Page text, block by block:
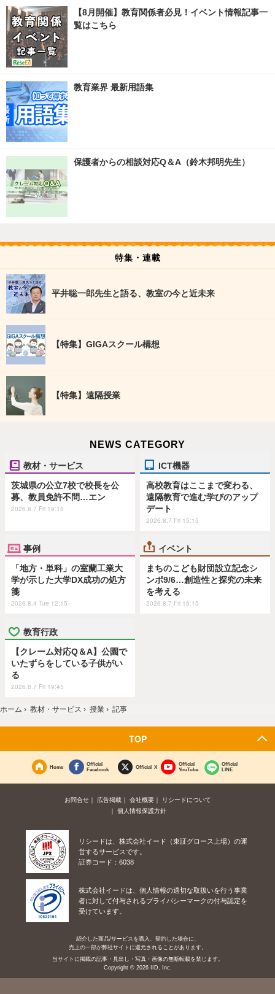
【8月開催】教育関係者必見！イベント情報記事一
覧はこちら
教育業界 最新用語集
保護者からの相談対応Q＆A（鈴木邦明先生）
特集・連載
平井聡一郎先生と語る、教室の今と近未来
【特集】GIGAスクール構想
【特集】遠隔授業
NEWS CATEGORY
教材・サービス
茨城県の公立7校で校長を公
募、教員免許不問…エン
2026.8.7 Fri 19:15
ICT機器
高校教育はここまで変わる、
遠隔教育で進む学びのアップ
デート
2026.8.7 Fri 15:15
事例
「地方・単科」の室蘭工業大
学が示した大学DX成功の処方
箋
2026.8.4 Tue 12:15
イベント
まちのこども財団設立記念シ
ンポ9/6…創造性と探究の未来
を考える
2026.8.7 Fri 16:15
教育行政
【クレーム対応Q＆A】公園で
いたずらをしている子供がい
る
2026.8.7 Fri 19:45
ホーム › 教材・サービス › 授業 › 記事
TOP
Home
Official
Facebook
Official X
Official
YouTube
Official
LINE
お問合せ 広告掲載 会社概要
リシードについて
個人情報保護方針
リシードは、株式会社イード（東証グロース上場）の運
営するサービスです。
証券コード：6038
株式会社イードは、個人情報の適切な取扱いを行う事業
者に対して付与されるプライバシーマークの付与認定を
受けています。
紹介した商品/サービスを購入、契約した場合に、
売上の一部が弊社サイトに還元されることがあります。
当サイトに掲載の記事・見出し・写真・画像の無断転載を禁じます。
Copyright © 2026 IID, Inc.